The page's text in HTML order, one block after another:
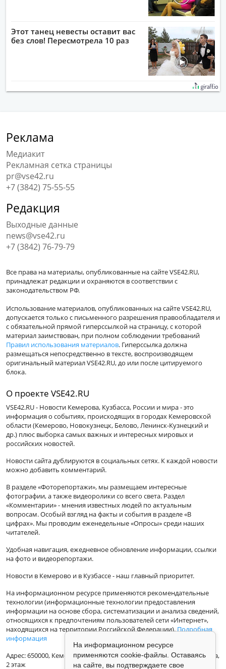
Этот танец невесты оставит вас
без слов! Пересмотрела 10 раз
Реклама
Медиакит
Рекламная сетка страницы
pr@vse42.ru
+7 (3842) 75-55-55
Редакция
Выходные данные
news@vse42.ru
+7 (3842) 76-79-79
Все права на материалы, опубликованные на сайте VSE42.RU,
принадлежат редакции и охраняются в соответствии с
законодательством РФ.
Использование материалов, опубликованных на сайте VSE42.RU,
допускается только с письменного разрешения правообладателя и
с обязательной прямой гиперссылкой на страницу, с которой
материал заимствован, при полном соблюдении требований
Правил использования материалов. Гиперссылка должна
размещаться непосредственно в тексте, воспроизводящем
оригинальный материал VSE42.RU, до или после цитируемого
блока.
О проекте VSE42.RU
VSE42.RU - Новости Кемерова, Кузбасса, России и мира - это
информация о событиях, происходящих в городах Кемеровской
области (Кемерово, Новокузнецк, Белово, Ленинск-Кузнецкий и
др.) плюс выборка самых важных и интересных мировых и
российских новостей.
Новости сайта дублируются в социальных сетях. К каждой новости
можно добавить комментарий.
В разделе «Фоторепортажи», мы размещаем интересные
фотографии, а также видеоролики со всего света. Раздел
«Комментарии» - мнения известных людей по актуальным
вопросам. Особый взгляд на факты и события в разделе «В
цифрах». Мы проводим еженедельные «Опросы» среди наших
читателей.
Удобная навигация, ежедневное обновление информации, ссылки
на фото и видеорепортажи.
Новости в Кемерово и в Кузбассе - наш главный приоритет.
На информационном ресурсе применяются рекомендательные
технологии (информационные технологии предоставления
информации на основе сбора, систематизации и анализа сведений,
относящихся к предпочтениям пользователей сети «Интернет»,
находящихся на территории Российской Федерации).Подробная
информация
Адрес: 650000, Кемеровская Область, г.Кемерово, ул.Кузбасская 33а,
2 этаж
На информационном ресурсе
применяются cookie-файлы. Оставаясь
на сайте, вы подтверждаете свое